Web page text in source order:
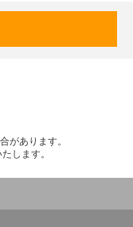
があります。
します。